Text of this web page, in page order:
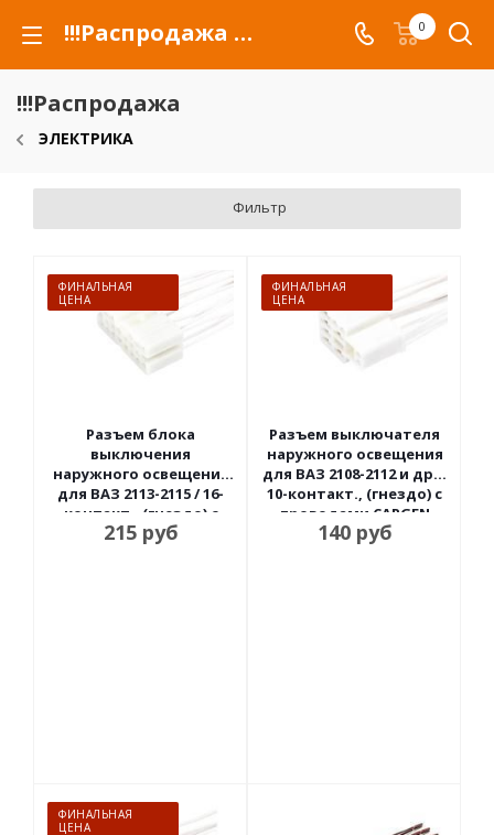
!!!Распродажа для автомобилей российских марок и сельхозтехники 0
!!!Распродажа
ЭЛЕКТРИКА
Фильтр
ФИНАЛЬНАЯ
ЦЕНА
Разъем блока
выключения
наружного освещения
для ВАЗ 2113-2115 / 16-
контакт., (гнездо) с
проводами CARGEN
215руб
ФИНАЛЬНАЯ
ЦЕНА
Разъем выключателя
наружного освещения
для ВАЗ 2108-2112 и др. /
10-контакт., (гнездо) с
проводами CARGEN
140руб
ФИНАЛЬНАЯ
ЦЕНА